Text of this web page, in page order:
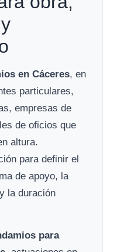
en Cáceres, en
particulares,
empresas de
de oficios que
altura.
para definir el
de apoyo, la
la duración
para